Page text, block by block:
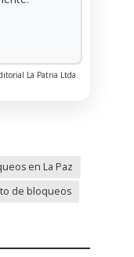
La Patria Ltda.
en La Paz
de bloqueos